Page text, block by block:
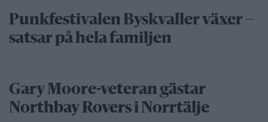
Punkfestivalen Byskvaller växer –
satsar på hela familjen
Gary Moore-veteran gästar
Northbay Rovers i Norrtälje